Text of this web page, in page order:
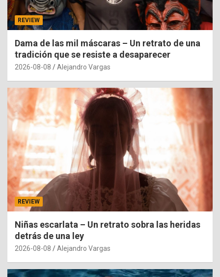
REVIEW
Dama de las mil máscaras – Un retrato de una
tradición que se resiste a desaparecer
2026-08-08 Alejandro Vargas
REVIEW
Niñas escarlata – Un retrato sobra las heridas
detrás de una ley
2026-08-08 Alejandro Vargas